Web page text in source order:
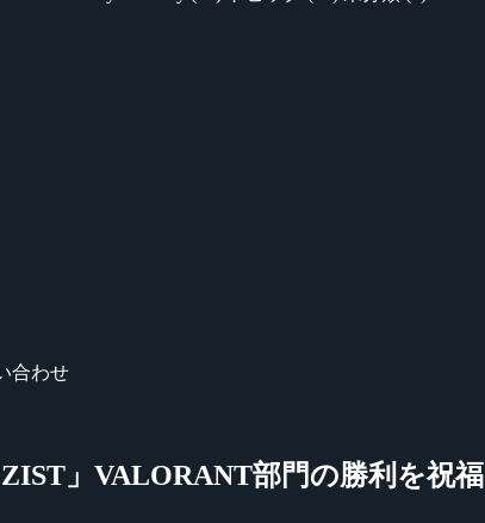
合わせ
」VALORANT部門の勝利を祝福